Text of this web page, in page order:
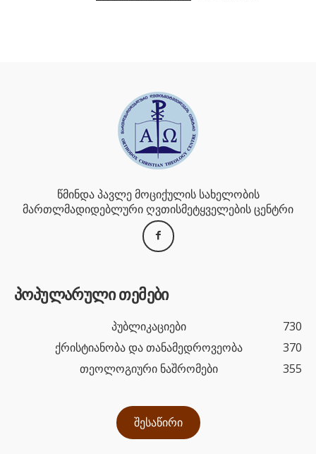
წმინდა პავლე მოციქულის სახელობის
მართლმადიდებლური ღვთისმეტყველების ცენტრი
პოპულარული თემები
პუბლიკაციები
730
ქრისტიანობა და თანამედროვეობა
370
თეოლოგიური ნაშრომები
355
შესაწირი